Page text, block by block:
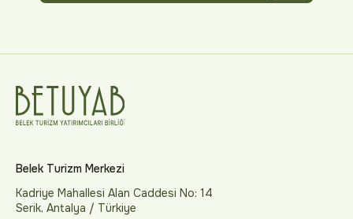
Belek Turizm Merkezi
Kadriye Mahallesi Alan Caddesi No: 14
Serik, Antalya / Türkiye